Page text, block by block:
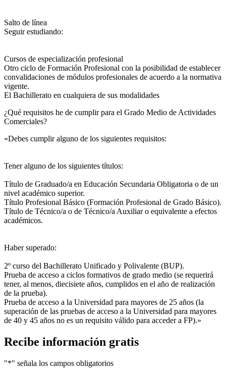
Salto de línea
Seguir estudiando:
Cursos de especialización profesional
Otro ciclo de Formación Profesional con la posibilidad de establecer
convalidaciones de módulos profesionales de acuerdo a la normativa
vigente.
El Bachillerato en cualquiera de sus modalidades
¿Qué requisitos he de cumplir para el Grado Medio de Actividades
Comerciales?
«Debes cumplir alguno de los siguientes requisitos:
Tener alguno de los siguientes títulos:
Título de Graduado/a en Educación Secundaria Obligatoria o de un
nivel académico superior.
Título Profesional Básico (Formación Profesional de Grado Básico).
Título de Técnico/a o de Técnico/a Auxiliar o equivalente a efectos
académicos.
Haber superado:
2º curso del Bachillerato Unificado y Polivalente (BUP).
Prueba de acceso a ciclos formativos de grado medio (se requerirá
tener, al menos, diecisiete años, cumplidos en el año de realización
de la prueba).
Prueba de acceso a la Universidad para mayores de 25 años (la
superación de las pruebas de acceso a la Universidad para mayores
de 40 y 45 años no es un requisito válido para acceder a FP).»
Recibe información gratis
"*" señala los campos obligatorios